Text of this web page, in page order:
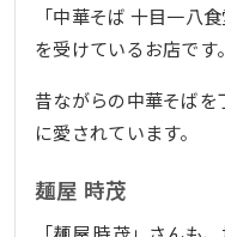
「中華そば 十目一八
を受けているお店です。
昔ながらの中華そばを
に愛されています。
麺屋 時茂